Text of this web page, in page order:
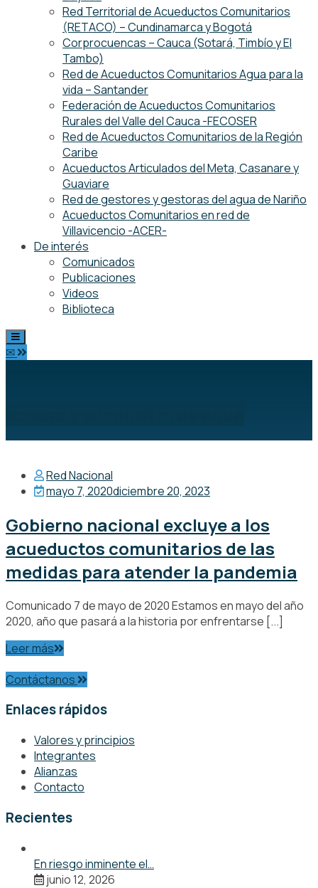
Red Territorial de Acueductos Comunitarios
(RETACO) – Cundinamarca y Bogotá
Corprocuencas – Cauca (Sotará, Timbío y El
Tambo)
Red de Acueductos Comunitarios Agua para la
vida – Santander
Federación de Acueductos Comunitarios
Rurales del Valle del Cauca -FECOSER
Red de Acueductos Comunitarios de la Región
Caribe
Acueductos Articulados del Meta, Casanare y
Guaviare
Red de gestores y gestoras del agua de Nariño
Acueductos Comunitarios en red de
Villavicencio -ACER-
De interés
Comunicados
Publicaciones
Videos
Biblioteca
✉
Red Nacional
mayo 7, 2020diciembre 20, 2023
Gobierno nacional excluye a los
acueductos comunitarios de las
medidas para atender la pandemia
Comunicado 7 de mayo de 2020 Estamos en mayo del año
2020, año que pasará a la historia por enfrentarse [...]
Leer más
Contáctanos
Enlaces rápidos
Valores y principios
Integrantes
Alianzas
Contacto
Recientes
En riesgo inminente el…
junio 12, 2026